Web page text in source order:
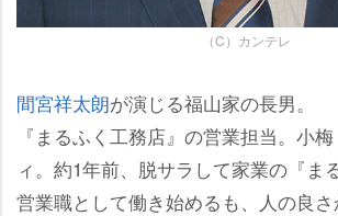
（C）カンテレ
間宮祥太朗が演じる福山家の長男。
『まるふく工務店』の営業担当。小
ィ。約1年前、脱サラして家業の『ま
営業職として働き始めるも、人の良